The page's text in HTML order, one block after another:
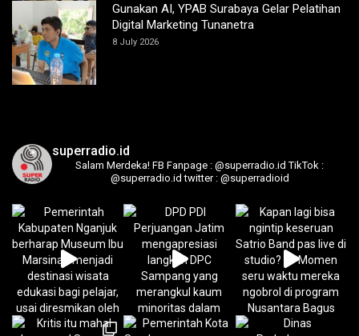
Gunakan AI, YPAB Surabaya Gelar Pelatihan
Digital Marketing Tunanetra
8 July 2026
superradio.id
Salam Merdeka! FB Fanpage : @superradio.id TikTok :
@superradio.id twitter : @superradioid